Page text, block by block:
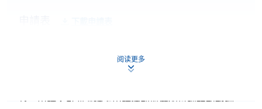
務，申請人可通過網上申請個別學歷頒授課程和報讀
阅读更多